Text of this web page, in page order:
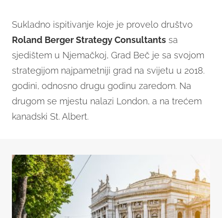
Sukladno ispitivanje koje je provelo društvo
Roland Berger Strategy Consultants sa
sjedištem u Njemačkoj, Grad Beč je sa svojom
strategijom najpametniji grad na svijetu u 2018.
godini, odnosno drugu godinu zaredom. Na
drugom se mjestu nalazi London, a na trećem
kanadski St. Albert.